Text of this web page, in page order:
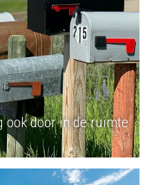
ook door in de ruimte